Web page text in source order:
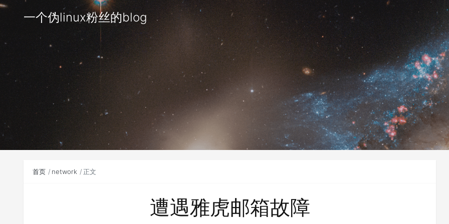
一个伪linux粉丝的blog
首页 network 正文
遭遇雅虎邮箱故障